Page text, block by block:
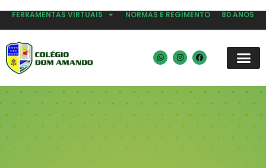
FERRAMENTAS VIRTUAIS NORMAS E REGIMENTO 80 ANOS